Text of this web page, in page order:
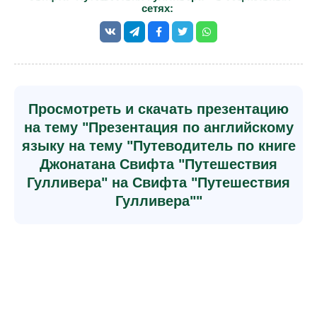
сетях:
Просмотреть и скачать презентацию
на тему "Презентация по английскому
языку на тему "Путеводитель по книге
Джонатана Свифта "Путешествия
Гулливера" на Свифта "Путешествия
Гулливера""